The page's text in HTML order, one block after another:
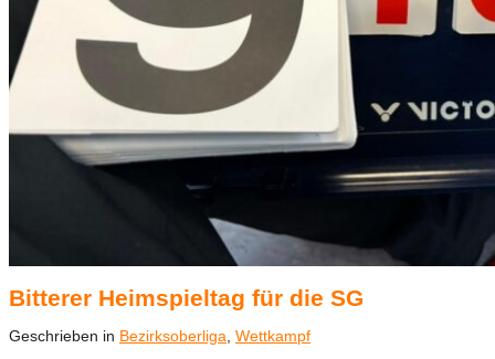
Bitterer Heimspieltag für die SG
Geschrieben in Bezirksoberliga Wettkampf